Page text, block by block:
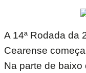
A 14ª Rodada da
Cearense
Na parte de baixo